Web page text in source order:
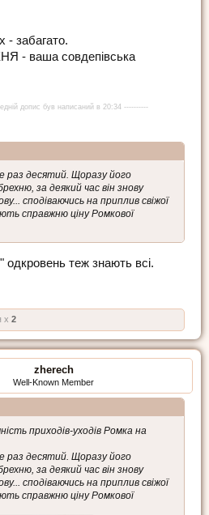
- забагато.
- ваша совдепівська
допис був написаний в 20:34 ----------
раз десятий. Щоразу його
за деякий час він знову
сподіваючись на приплив свіжої
справжню ціну Ромкової
одкровень теж знають всі.
x 2
zherech
Well-Known Member
приходів-уходів Ромка на
раз десятий. Щоразу його
за деякий час він знову
сподіваючись на приплив свіжої
справжню ціну Ромкової